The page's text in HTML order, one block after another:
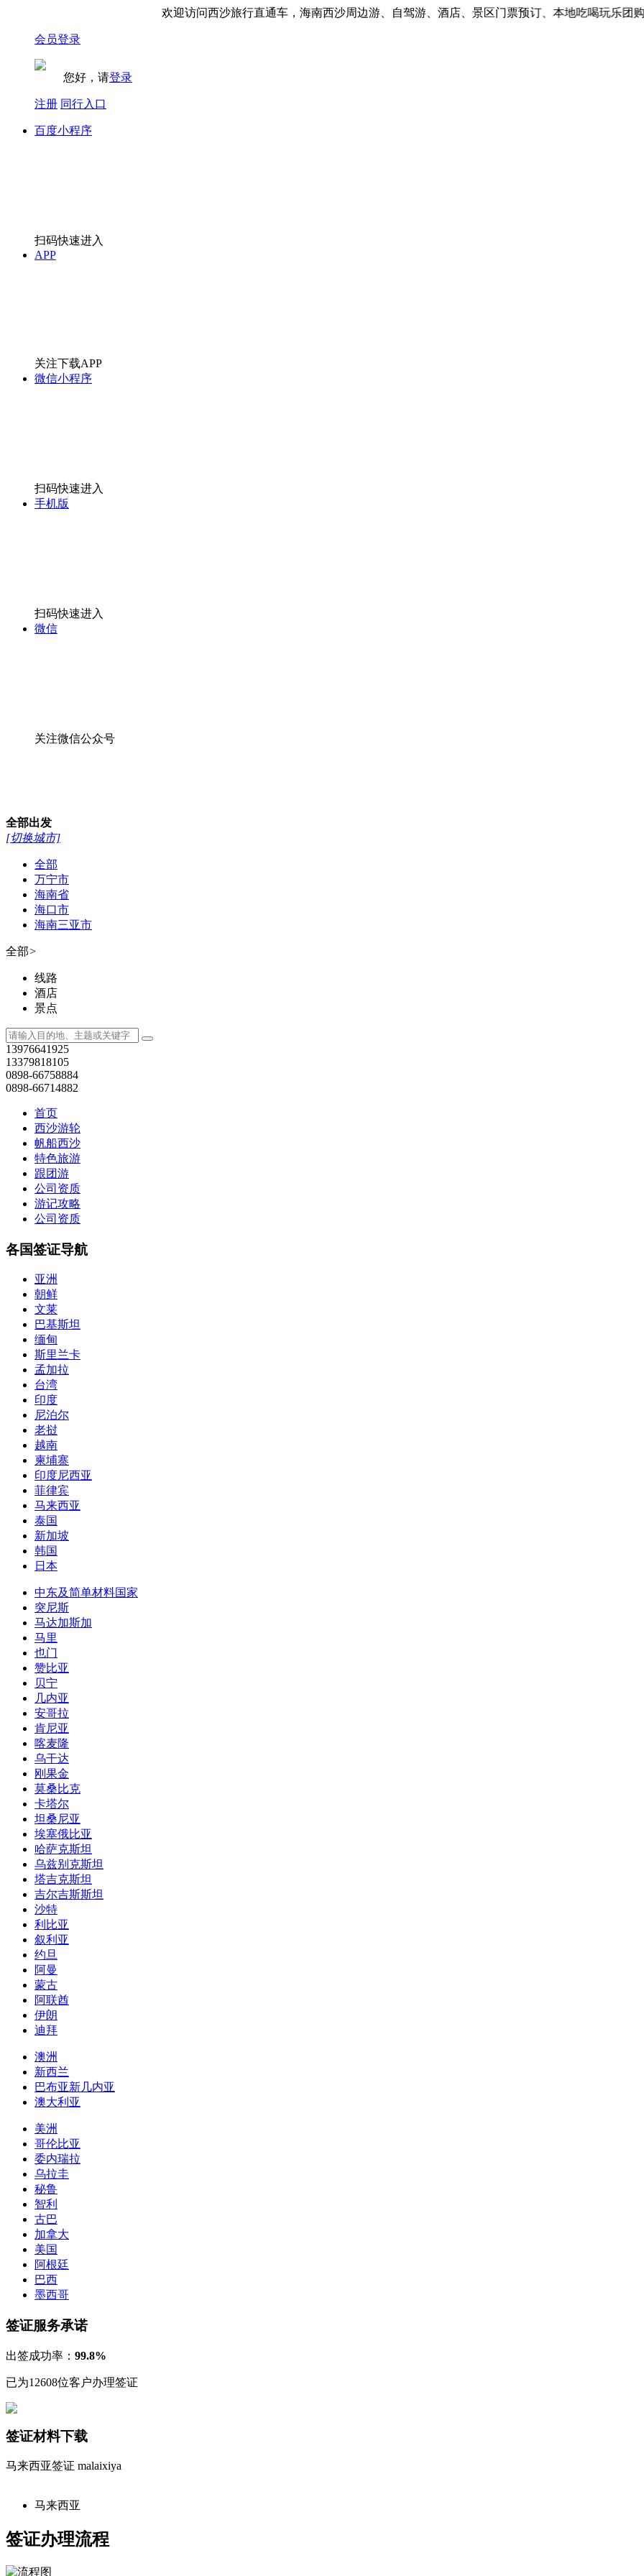
欢迎访问西沙旅行直通车，海南西沙周边游、自驾游、酒店、景区门票预订、本地吃喝玩乐团购。
会员登录
您好，请登录
注册 同行入口
百度小程序
扫码快速进入
APP
关注下载APP
微信小程序
扫码快速进入
手机版
扫码快速进入
微信
关注微信公众号
全部出发
[切换城市]
全部
万宁市
海南省
海口市
海南三亚市
全部>
线路
酒店
景点
13976641925
13379818105
0898-66758884
0898-66714882
首页
西沙游轮
帆船西沙
特色旅游
跟团游
公司资质
游记攻略
公司资质
各国签证导航
亚洲
朝鲜
文莱
巴基斯坦
缅甸
斯里兰卡
孟加拉
台湾
印度
尼泊尔
老挝
越南
柬埔寨
印度尼西亚
菲律宾
马来西亚
泰国
新加坡
韩国
日本
中东及简单材料国家
突尼斯
马达加斯加
马里
也门
赞比亚
贝宁
几内亚
安哥拉
肯尼亚
喀麦隆
乌干达
刚果金
莫桑比克
卡塔尔
坦桑尼亚
埃塞俄比亚
哈萨克斯坦
乌兹别克斯坦
塔吉克斯坦
吉尔吉斯斯坦
沙特
利比亚
叙利亚
约旦
阿曼
蒙古
阿联酋
伊朗
迪拜
澳洲
新西兰
巴布亚新几内亚
澳大利亚
美洲
哥伦比亚
委内瑞拉
乌拉圭
秘鲁
智利
古巴
加拿大
美国
阿根廷
巴西
墨西哥
签证服务承诺
出签成功率： 99.8%
已为12608位客户办理签证
签证材料下载
马来西亚签证 malaixiya
马来西亚
签证办理流程